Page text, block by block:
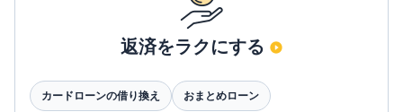
返済をラクにする
カードローンの借り換え おまとめローン